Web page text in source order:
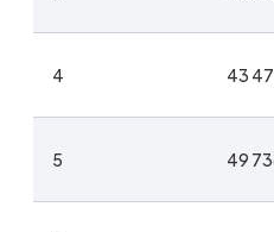
4 43
5 49